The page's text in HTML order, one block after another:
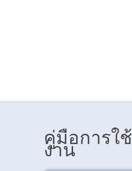
คู่มือการใช้
งาน